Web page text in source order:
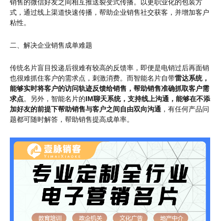
销售的微信好友之间相互推送裂变式传播。以更职业化的包装方
式，通过线上渠道快速传播，帮助企业销售社交获客，并增加客户
粘性。
二、解决企业销售成单难题
传统名片盲目投递后很难有较高的反馈率，即便是电销过后再面销
也很难抓住客户的需求点，刺激消费。而智能名片自带雷达系统，
能够实时将客户的访问轨迹反馈给销售，帮助销售准确抓取客户需
求点。另外，智能名片的IM聊天系统，支持线上沟通，能够在不添
加好友的前提下帮助销售与客户之间自由双向沟通 ，有任何产品问
题都可随时解答，帮助销售提高成单率。